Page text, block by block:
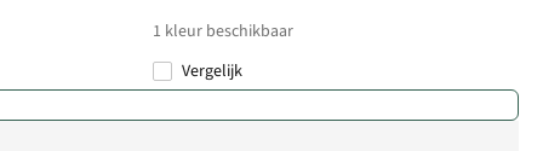
1 kleur beschikbaar
Vergelijk